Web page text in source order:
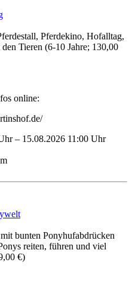
Pferdekino, Hofalltag,
Tieren (6-10 Jahre; 130,00
online:
– 15.08.2026 11:00 Uhr
bunten Ponyhufabdrücken
reiten, führen und viel
€)